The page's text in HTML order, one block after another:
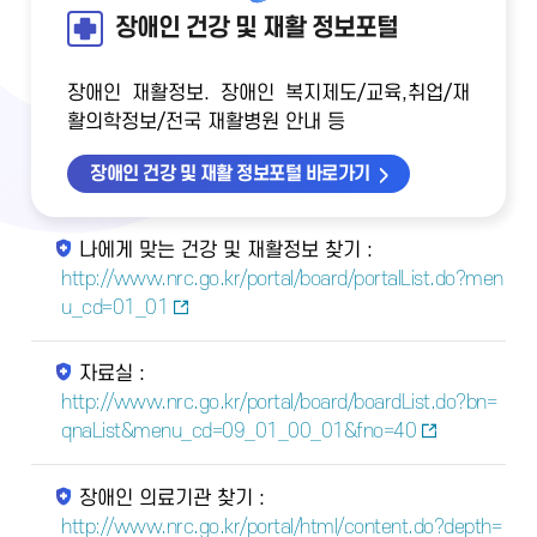
장애인 건강 및 재활 정보포털
장애인 재활정보. 장애인 복지제도/교육,취업/재
활의학정보/전국 재활병원 안내 등
장애인 건강 및 재활 정보포털 바로가기
나에게 맞는 건강 및 재활정보 찾기 :
http://www.nrc.go.kr/portal/board/portalList.do?men
u_cd=01_01
자료실 :
http://www.nrc.go.kr/portal/board/boardList.do?bn=
qnaList&menu_cd=09_01_00_01&fno=40
장애인 의료기관 찾기 :
http://www.nrc.go.kr/portal/html/content.do?depth=